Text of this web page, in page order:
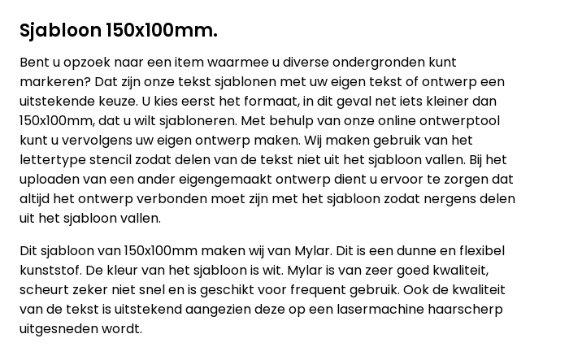
Sjabloon 150x100mm.
Bent u opzoek naar een item waarmee u diverse ondergronden kunt
markeren? Dat zijn onze tekst sjablonen met uw eigen tekst of ontwerp een
uitstekende keuze. U kies eerst het formaat, in dit geval net iets kleiner dan
150x100mm, dat u wilt sjabloneren. Met behulp van onze online ontwerptool
kunt u vervolgens uw eigen ontwerp maken. Wij maken gebruik van het
lettertype stencil zodat delen van de tekst niet uit het sjabloon vallen. Bij het
uploaden van een ander eigengemaakt ontwerp dient u ervoor te zorgen dat
altijd het ontwerp verbonden moet zijn met het sjabloon zodat nergens delen
uit het sjabloon vallen.
Dit sjabloon van 150x100mm maken wij van Mylar. Dit is een dunne en flexibel
kunststof. De kleur van het sjabloon is wit. Mylar is van zeer goed kwaliteit,
scheurt zeker niet snel en is geschikt voor frequent gebruik. Ook de kwaliteit
van de tekst is uitstekend aangezien deze op een lasermachine haarscherp
uitgesneden wordt.